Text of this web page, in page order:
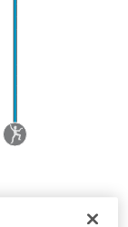
du corps de